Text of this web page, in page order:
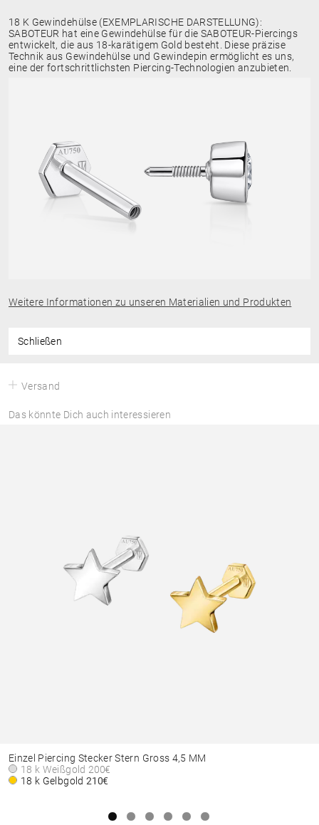
18 K Gewindehülse (EXEMPLARISCHE DARSTELLUNG):
SABOTEUR hat eine Gewindehülse für die SABOTEUR-Piercings
entwickelt, die aus 18-karätigem Gold besteht. Diese präzise
Technik aus Gewindehülse und Gewindepin ermöglicht es uns,
eine der fortschrittlichsten Piercing-Technologien anzubieten.
Weitere Informationen zu unseren Materialien und Produkten
Schließen
Versand
Das könnte Dich auch interessieren
Einzel Piercing Stecker Stern Gross 4,5 MM
18 k Weißgold 200€
18 k Gelbgold 210€